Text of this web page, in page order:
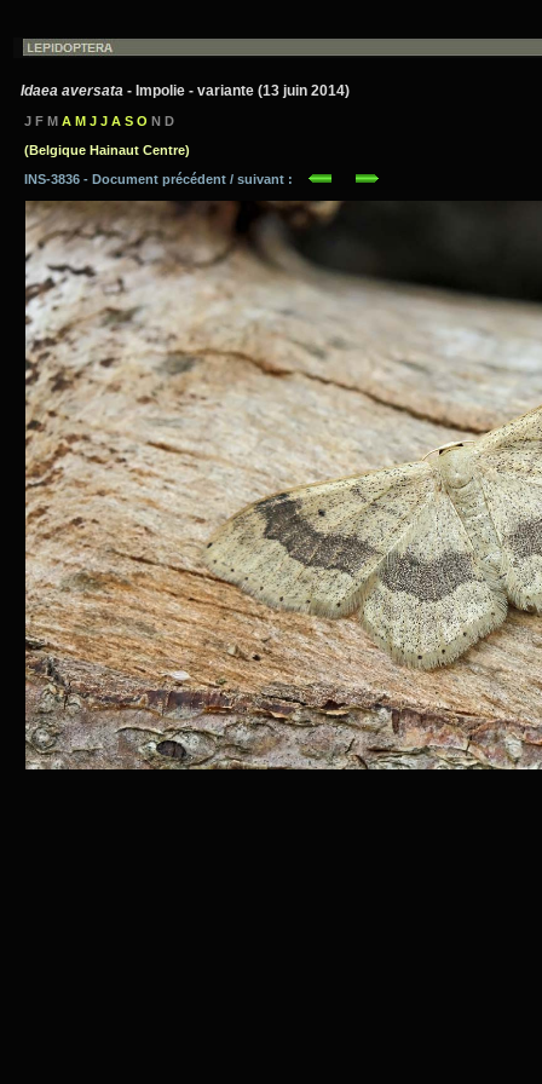
Idaea aversata - Impolie - variante (13 juin 2014)
J F M A M J J A S O N D
(Belgique Hainaut Centre)
INS-3836 - Document précédent / suivant :